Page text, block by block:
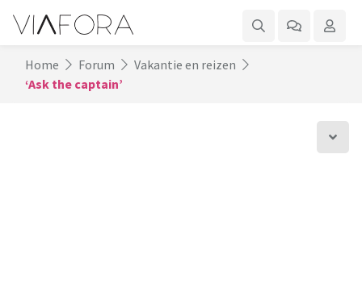
Home Forum
Vakantie en reizen
‘Ask the captain’